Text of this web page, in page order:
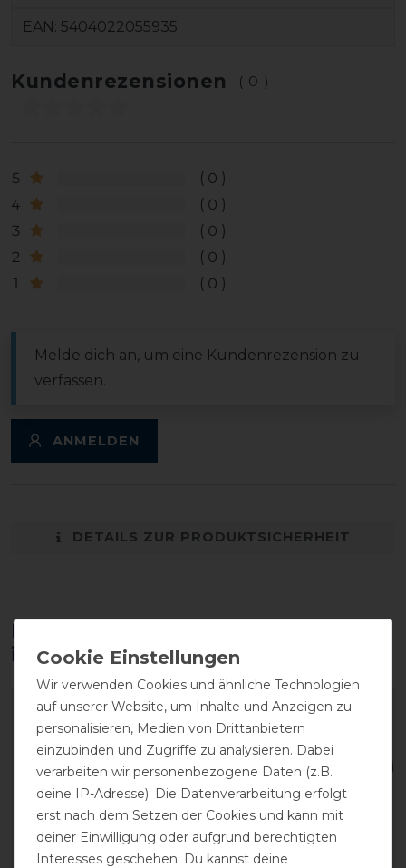
EAN: 5404022055935
Kundenrezensionen (0)
5
0
4
0
3
0
2
0
1
0
Melde dich an, um eine Kundenrezension zu
verfassen.
ANMELDEN
DETAILS ZUR PRODUKTSICHERHEIT
Diese Produkte könnten dich auch
interessieren
Wir verwenden Cookies und ähnliche Technologien
auf unserer Website, um Inhalte und Anzeigen zu
personalisieren, Medien von Drittanbietern
einzubinden und Zugriffe zu analysieren. Dabei
verarbeiten wir personenbezogene Daten (z.B.
deine IP-Adresse). Die Datenverarbeitung erfolgt
erst nach dem Setzen der Cookies und kann mit
deiner Einwilligung oder aufgrund berechtigten
Interesses geschehen. Du kannst deine